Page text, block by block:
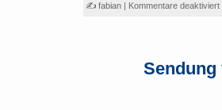
✍ fabian | Kommentare deaktiviert
Sendung